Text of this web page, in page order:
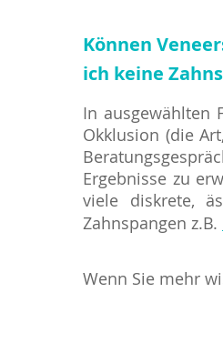
Können
ich keine
In ausgewählten
Okklusion (die
Ergebnisse zu
viele diskrete,
Zahnspangen z.B.
Wenn Sie mehr